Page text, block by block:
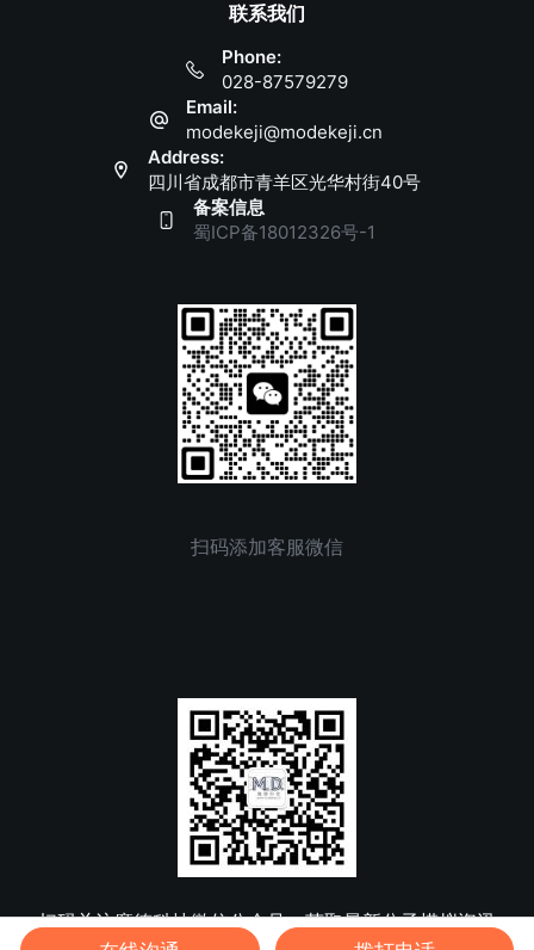
联系我们
Phone:
028-87579279
Email:
modekeji@modekeji.cn
Address:
四川省成都市青羊区光华村街40号
备案信息
蜀ICP备18012326号-1
扫码添加客服微信
扫码关注魔德科技微信公众号，获取最新分子模拟资讯